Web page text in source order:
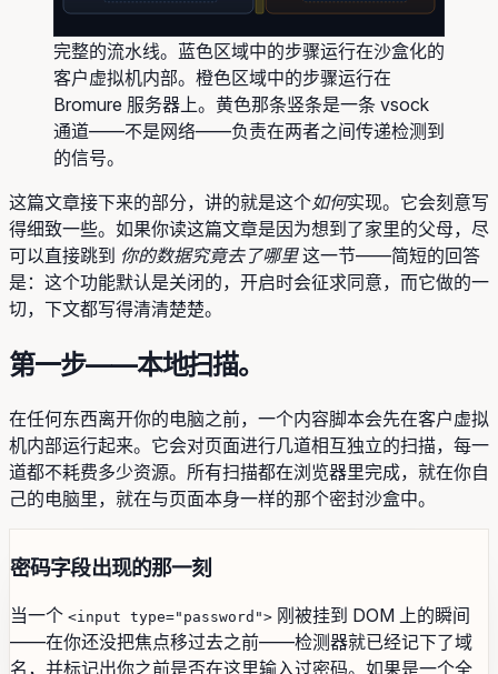
完整的流水线。蓝色区域中的步骤运行在沙盒化的
客户虚拟机内部。橙色区域中的步骤运行在
Bromure 服务器上。黄色那条竖条是一条 vsock
通道——不是网络——负责在两者之间传递检测到
的信号。
这篇文章接下来的部分，讲的就是这个如何实现。它会刻意写
得细致一些。如果你读这篇文章是因为想到了家里的父母，尽
可以直接跳到 你的数据究竟去了哪里这一节——简短的回答
是：这个功能默认是关闭的，开启时会征求同意，而它做的一
切，下文都写得清清楚楚。
第一步——本地扫描。
在任何东西离开你的电脑之前，一个内容脚本会先在客户虚拟
机内部运行起来。它会对页面进行几道相互独立的扫描，每一
道都不耗费多少资源。所有扫描都在浏览器里完成，就在你自
己的电脑里，就在与页面本身一样的那个密封沙盒中。
密码字段出现的那一刻
当一个 <input type="password"> 刚被挂到 DOM 上的瞬间
——在你还没把焦点移过去之前——检测器就已经记下了域
名，并标记出你之前是否在这里输入过密码。如果是一个全